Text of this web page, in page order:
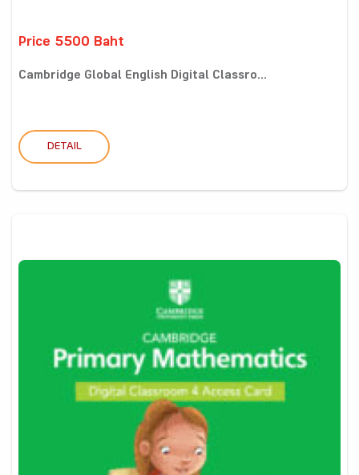
Price 5500 Baht
Cambridge Global English Digital Classro...
DETAIL